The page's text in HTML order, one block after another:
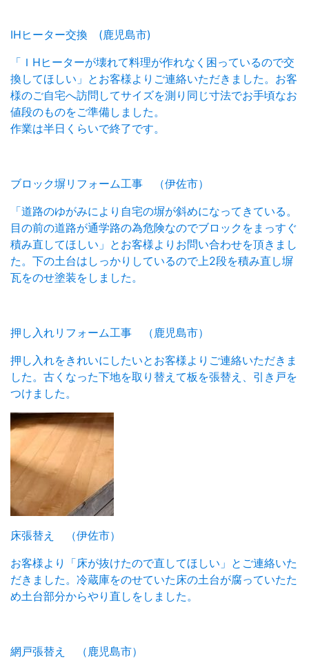
IHヒーター交換 (鹿児島市)
「ＩHヒーターが壊れて料理が作れなく困っているので交
換してほしい」とお客様よりご連絡いただきました。お客
様のご自宅へ訪問してサイズを測り同じ寸法でお手頃なお
値段のものをご準備しました。
作業は半日くらいで終了です。
ブロック塀リフォーム工事 （伊佐市）
「道路のゆがみにより自宅の塀が斜めになってきている。
目の前の道路が通学路の為危険なのでブロックをまっすぐ
積み直してほしい」とお客様よりお問い合わせを頂きまし
た。下の土台はしっかりしているので上2段を積み直し塀
瓦をのせ塗装をしました。
押し入れリフォーム工事 （鹿児島市）
押し入れをきれいにしたいとお客様よりご連絡いただきま
した。古くなった下地を取り替えて板を張替え、引き戸を
つけました。
床張替え （伊佐市）
お客様より「床が抜けたので直してほしい」とご連絡いた
だきました。冷蔵庫をのせていた床の土台が腐っていたた
め土台部分からやり直しをしました。
網戸張替え （鹿児島市）